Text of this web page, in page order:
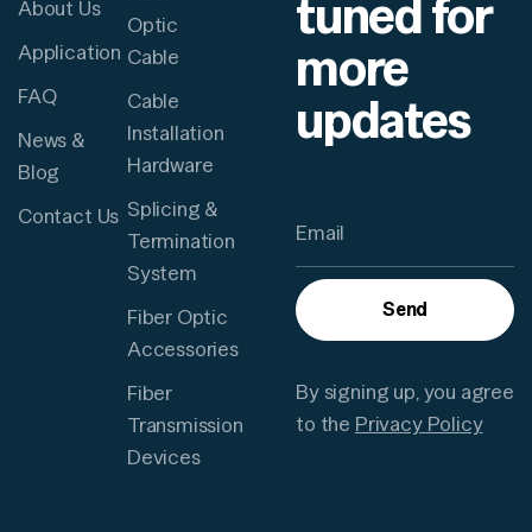
About Us
Application
FAQ
News &
Blog
Contact Us
Optic
Cable
Cable
Installation
Hardware
Splicing &
Termination
System
Fiber Optic
Accessories
Fiber
Transmission
Devices
tuned for
more
updates
Send
By signing up, you agree
to the Privacy Policy